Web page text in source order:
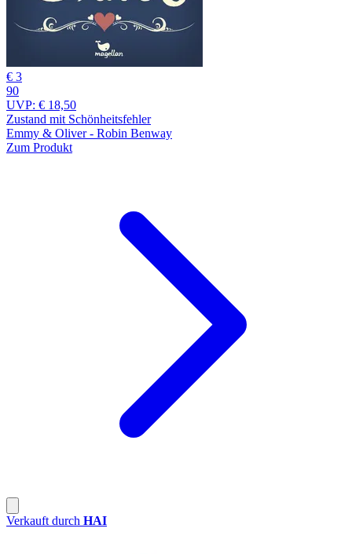
€ 3
90
UVP: € 18,50
Zustand mit Schönheitsfehler
Emmy & Oliver - Robin Benway
Zum Produkt
Verkauft durch HAI